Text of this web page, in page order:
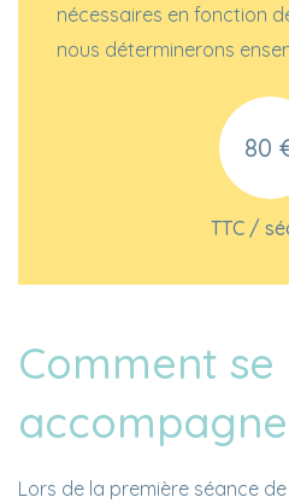
nécessaires en fonction
nous déterminerons
80
TTC /
Comment
Lors de la première séance